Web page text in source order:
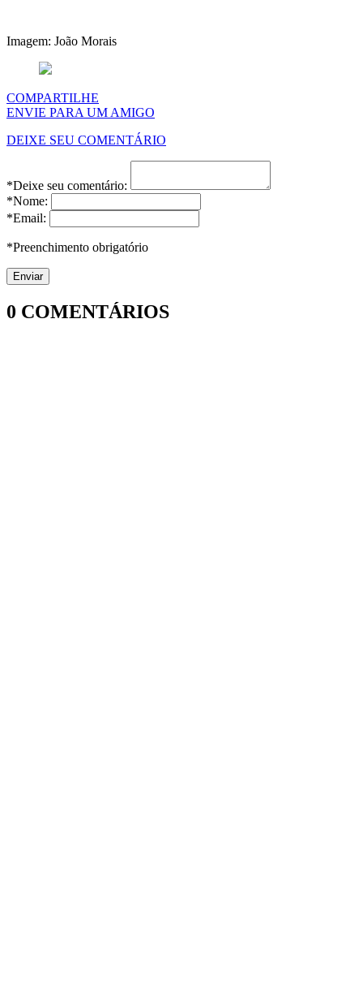
Imagem: João Morais
COMPARTILHE
ENVIE PARA UM AMIGO
DEIXE SEU COMENTÁRIO
*Deixe seu comentário:
*Nome:
*Email:
*Preenchimento obrigatório
0 COMENTÁRIOS